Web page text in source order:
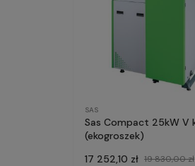
SAS
Sas Compact 25kW V klasa
(ekogroszek)
17 252,10 zł 19 830,00 zł